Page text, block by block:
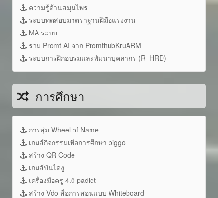
ความรู้ด้านสมุนไพร
ระบบทดสอบมาตราฐานฝึมือแรงงาน
MA ระบบ
รวม Promt AI จาก PromthubKruARM
ระบบการฝึกอบรมและพัมนาบุคลากร (R_HRD)
การศึกษา
การสุ่ม Wheel of Name
เกมส์กิจกรรมเพื่อการศึกษา biggo
สร้าง QR Code
เกมส์บันไดงู
เครื่องมือครู 4.0 padlet
สร้าง Vdo สื่อการสอนแบบ Whiteboard